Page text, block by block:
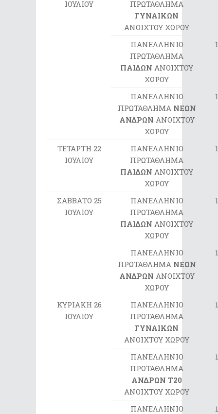
ΙΟΥΛΙΟΥ
ΠΡΩΤΑΘΛΗΜΑ
ΓΥΝΑΙΚΩΝ
ΑΝΟΙΧΤΟΥ ΧΩΡΟΥ
ΠΑΝΕΛΛΗΝΙΟ
ΠΡΩΤΑΘΛΗΜΑ
ΠΑΙΔΩΝ ΑΝΟΙΧΤΟΥ
ΧΩΡΟΥ
ΠΑΝΕΛΛΗΝΙΟ
ΠΡΩΤΑΘΛΗΜΑ ΝΕΩΝ
ΑΝΔΡΩΝ ΑΝΟΙΧΤΟΥ
ΧΩΡΟΥ
ΤΕΤΑΡΤΗ 22
ΙΟΥΛΙΟΥ
ΠΑΝΕΛΛΗΝΙΟ
ΠΡΩΤΑΘΛΗΜΑ
ΠΑΙΔΩΝ ΑΝΟΙΧΤΟΥ
ΧΩΡΟΥ
ΣΑΒΒΑΤΟ 25
ΙΟΥΛΙΟΥ
ΠΑΝΕΛΛΗΝΙΟ
ΠΡΩΤΑΘΛΗΜΑ
ΠΑΙΔΩΝ ΑΝΟΙΧΤΟΥ
ΧΩΡΟΥ
ΠΑΝΕΛΛΗΝΙΟ
ΠΡΩΤΑΘΛΗΜΑ ΝΕΩΝ
ΑΝΔΡΩΝ ΑΝΟΙΧΤΟΥ
ΧΩΡΟΥ
ΚΥΡΙΑΚΗ 26
ΙΟΥΛΙΟΥ
ΠΑΝΕΛΛΗΝΙΟ
ΠΡΩΤΑΘΛΗΜΑ
ΓΥΝΑΙΚΩΝ
ΑΝΟΙΧΤΟΥ ΧΩΡΟΥ
ΠΑΝΕΛΛΗΝΙΟ
ΠΡΩΤΑΘΛΗΜΑ
ΑΝΔΡΩΝ Τ20
ΑΝΟΙΧΤΟΥ ΧΩΡΟΥ
ΠΑΝΕΛΛΗΝΙΟ